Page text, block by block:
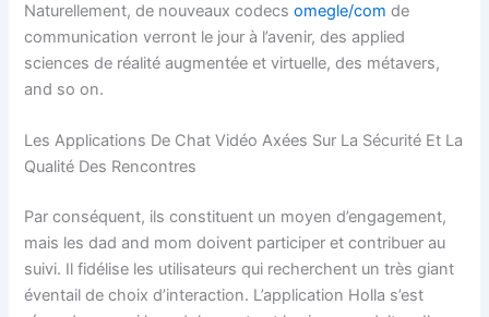
Naturellement, de nouveaux codecsomegle/com de
communication verront le jour à l’avenir, des applied
sciences de réalité augmentée et virtuelle, des métavers,
and so on.
Les Applications De Chat Vidéo Axées Sur La Sécurité Et La
Qualité Des Rencontres
Par conséquent, ils constituent un moyen d’engagement,
mais les dad and mom doivent participer et contribuer au
suivi. Il fidélise les utilisateurs qui recherchent un très giant
éventail de choix d’interaction. L’application Holla s’est